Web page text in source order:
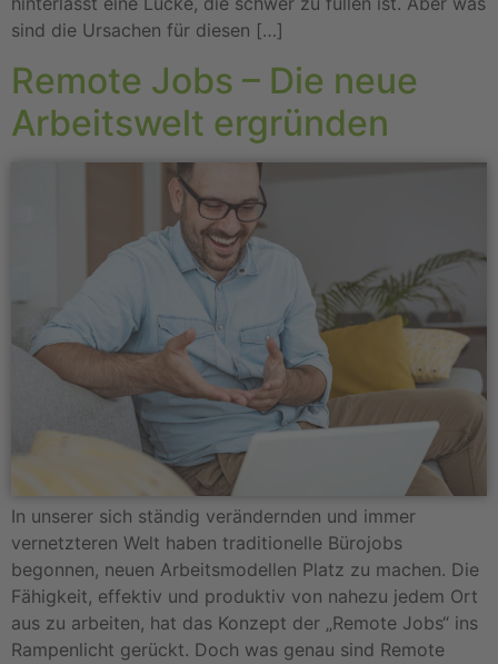
sind die Ursachen für diesen […]
Remote Jobs – Die neue
Arbeitswelt ergründen
In unserer sich ständig verändernden und immer
vernetzteren Welt haben traditionelle Bürojobs
begonnen, neuen Arbeitsmodellen Platz zu machen. Die
Fähigkeit, effektiv und produktiv von nahezu jedem Ort
aus zu arbeiten, hat das Konzept der „Remote Jobs“ ins
Rampenlicht gerückt. Doch was genau sind Remote